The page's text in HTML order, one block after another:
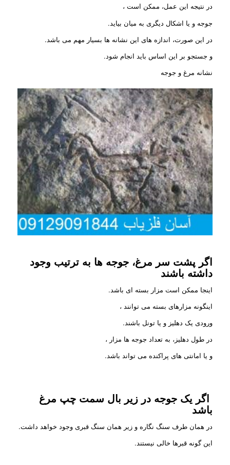
در نتیجه این عمل، ممکن است ،
جوجه و یا اشکال دیگری به میان بیاید.
در این صورت، اندازه های این نشانه ها بسیار مهم می باشد.
و جستجو بر این اساس باید انجام شود.
نشانه مرغ و جوجه
اگر پشت سر مرغ، جوجه ها به ترتیب وجود
داشته باشند
اینجا ممکن است مزار بسته ای باشد.
اینگونه مزارهای بسته می توانند ،
ورودی یک دهلیز و یا تونل باشند.
در طول دهلیز، به تعداد جوجه ها مزار ،
و یا امانتی های پراکنده می تواند باشد.
اگر یک جوجه در زیر بال سمت چپ مرغ
باشد
در همان طرف سنگ نگاره و زیر همان سنگ قبری وجود خواهد داشت.
این گونه قبرها خالی نیستند.